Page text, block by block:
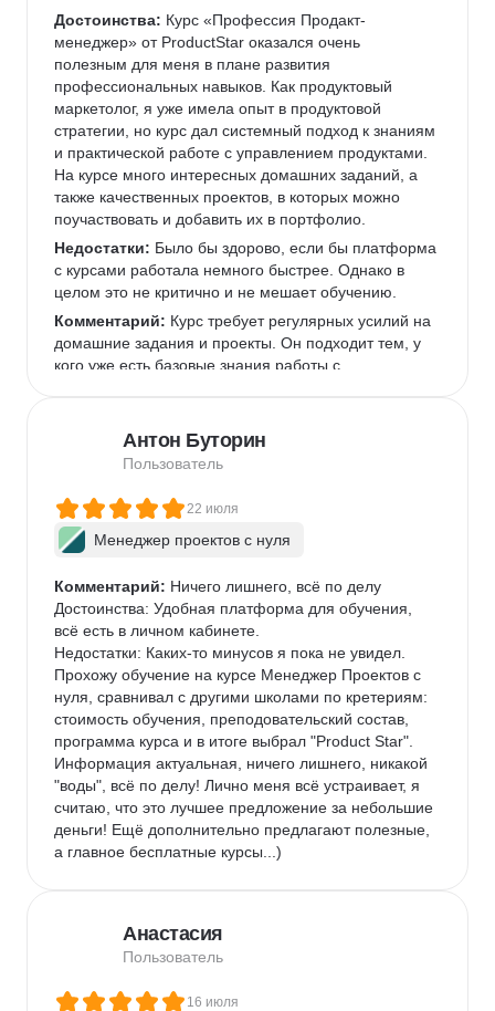
Достоинства: Курс «Профессия Продакт-
менеджер» от ProductStar оказался очень
полезным для меня в плане развития
профессиональных навыков. Как продуктовый
маркетолог, я уже имела опыт в продуктовой
стратегии, но курс дал системный подход к знаниям
и практической работе с управлением продуктами.
На курсе много интересных домашних заданий, а
также качественных проектов, в которых можно
поучаствовать и добавить их в портфолио.
Недостатки: Было бы здорово, если бы платформа
с курсами работала немного быстрее. Однако в
целом это не критично и не мешает обучению.
Комментарий: Курс требует регулярных усилий на
домашние задания и проекты. Он подходит тем, у
кого уже есть базовые знания работы с
Антон Буторин
Пользователь
22 июля
Менеджер проектов с нуля
Комментарий: Ничего лишнего, всё по делу
Достоинства: Удобная платформа для обучения,
всё есть в личном кабинете.
Недостатки: Каких-то минусов я пока не увидел.
Прохожу обучение на курсе Менеджер Проектов с
нуля, сравнивал с другими школами по кретериям:
стоимость обучения, преподовательский состав,
программа курса и в итоге выбрал "Product Star".
Информация актуальная, ничего лишнего, никакой
"воды", всё по делу! Лично меня всё устраивает, я
считаю, что это лучшее предложение за небольшие
деньги! Ещё дополнительно предлагают полезные,
а главное бесплатные курсы...)
Анастасия
Пользователь
16 июля